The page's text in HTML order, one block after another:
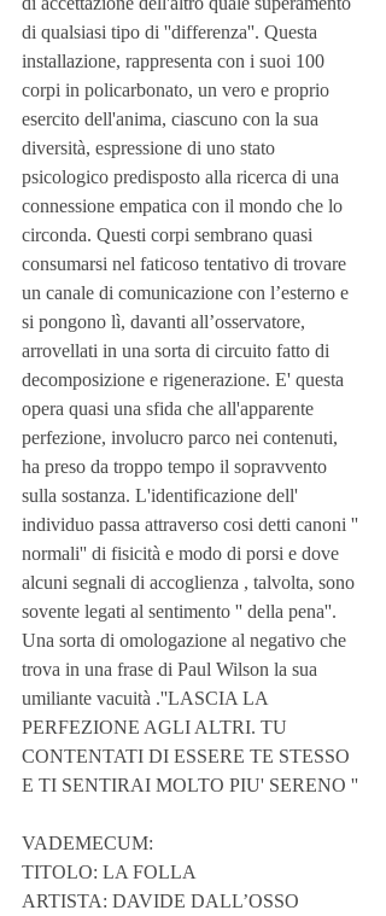
di qualsiasi tipo di ''differenza''. Questa
installazione, rappresenta con i suoi 100
corpi in policarbonato, un vero e proprio
esercito dell'anima, ciascuno con la sua
diversità, espressione di uno stato
psicologico predisposto alla ricerca di una
connessione empatica con il mondo che lo
circonda. Questi corpi sembrano quasi
consumarsi nel faticoso tentativo di trovare
un canale di comunicazione con l’esterno e
si pongono lì, davanti all’osservatore,
arrovellati in una sorta di circuito fatto di
decomposizione e rigenerazione. E' questa
opera quasi una sfida che all'apparente
perfezione, involucro parco nei contenuti,
ha preso da troppo tempo il sopravvento
sulla sostanza. L'identificazione dell'
individuo passa attraverso cosi detti canoni ''
normali'' di fisicità e modo di porsi e dove
alcuni segnali di accoglienza , talvolta, sono
sovente legati al sentimento '' della pena''.
Una sorta di omologazione al negativo che
trova in una frase di Paul Wilson la sua
umiliante vacuità .''LASCIA LA
PERFEZIONE AGLI ALTRI. TU
CONTENTATI DI ESSERE TE STESSO
E TI SENTIRAI MOLTO PIU' SERENO ''
VADEMECUM:
TITOLO: LA FOLLA
ARTISTA: DAVIDE DALL’OSSO